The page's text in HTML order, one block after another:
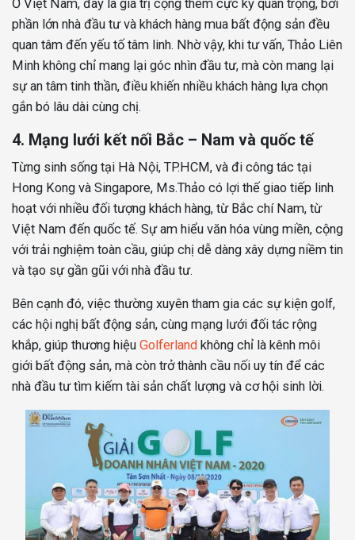
Ở Việt Nam, đây là giá trị cộng thêm cực kỳ quan trọng, bởi
phần lớn nhà đầu tư và khách hàng mua bất động sản đều
quan tâm đến yếu tố tâm linh. Nhờ vậy, khi tư vấn, Thảo Liên
Minh không chỉ mang lại góc nhìn đầu tư, mà còn mang lại
sự an tâm tinh thần, điều khiến nhiều khách hàng lựa chọn
gắn bó lâu dài cùng chị.
4. Mạng lưới kết nối Bắc – Nam và quốc tế
Từng sinh sống tại Hà Nội, TP.HCM, và đi công tác tại
Hong Kong và Singapore, Ms.Thảo có lợi thế giao tiếp linh
hoạt với nhiều đối tượng khách hàng, từ Bắc chí Nam, từ
Việt Nam đến quốc tế. Sự am hiểu văn hóa vùng miền, cộng
với trải nghiệm toàn cầu, giúp chị dễ dàng xây dựng niềm tin
và tạo sự gần gũi với nhà đầu tư.
Bên cạnh đó, việc thường xuyên tham gia các sự kiện golf,
các hội nghị bất động sản, cùng mạng lưới đối tác rộng
khắp, giúp thương hiệu Golferland không chỉ là kênh môi
giới bất động sản, mà còn trở thành cầu nối uy tín để các
nhà đầu tư tìm kiếm tài sản chất lượng và cơ hội sinh lời.